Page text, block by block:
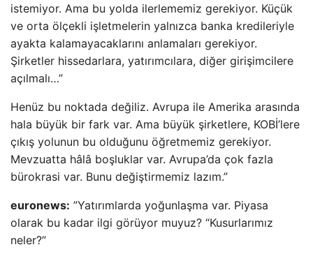
istemiyor. Ama bu yolda ilerlememiz gerekiyor. Küçük
ve orta ölçekli işletmelerin yalnızca banka kredileriyle
ayakta kalamayacaklarını anlamaları gerekiyor.
Şirketler hissedarlara, yatırımcılara, diğer girişimcilere
açılmalı…”
Henüz bu noktada değiliz. Avrupa ile Amerika arasında
hala büyük bir fark var. Ama büyük şirketlere, KOBİ’lere
çıkış yolunun bu olduğunu öğretmemiz gerekiyor.
Mevzuatta hâlâ boşluklar var. Avrupa’da çok fazla
bürokrasi var. Bunu değiştirmemiz lazım.”
euronews: ”Yatırımlarda yoğunlaşma var. Piyasa
olarak bu kadar ilgi görüyor muyuz? “Kusurlarımız
neler?”